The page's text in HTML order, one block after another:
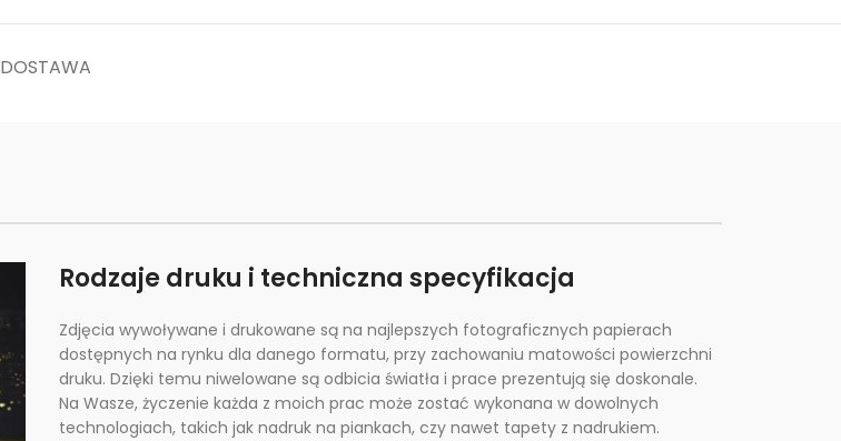
DOSTAWA
Rodzaje druku i techniczna specyfikacja
Zdjęcia wywoływane i drukowane są na najlepszych fotograficznych papierach
dostępnych na rynku dla danego formatu, przy zachowaniu matowości powierzchni
druku. Dzięki temu niwelowane są odbicia światła i prace prezentują się doskonale.
Na Wasze, życzenie każda z moich prac może zostać wykonana w dowolnych
technologiach, takich jak nadruk na piankach, czy nawet tapety z nadrukiem.